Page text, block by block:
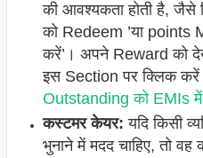
की आवश्यकता होती है, जैसे
को Redeem ’या points
करें’। अपने Reward को
इस Section पर क्लिक
Outstanding को EMIs
कस्टमर केयर: यदि किसी
भुनाने में मदद चाहिए, तो